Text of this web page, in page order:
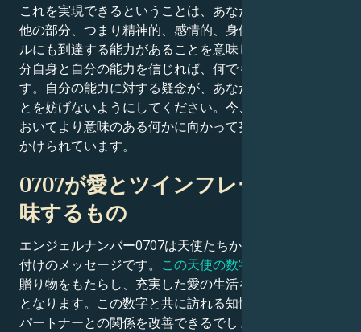
これを実現できるということは、あなたの心身複合体の
他の部分、つまり精神的、感情的、身体的、認知的レベ
ルにも到達する能力があることを意味します。また、自
分自身と自分の能力を信じれば、何でも成し遂げられま
す。自分の能力に対する疑念が、あなたが知っているこ
とを妨げないようにしてください。今、あなたは人生に
おいてより意味のある何かに向かって努力するよう呼び
かけられています。
0707が愛とツインフレームに意
味するもの
エンジェルナンバー0707は天使たちからの啓示と動機
付けのメッセージです。 この天使の数字は
贈り物をもたらし、充実した愛の生活を共に築く手助け
となります。この数字と共に訪れる知性を利用すれば、
パートナーとの関係を改善できるでしょう。